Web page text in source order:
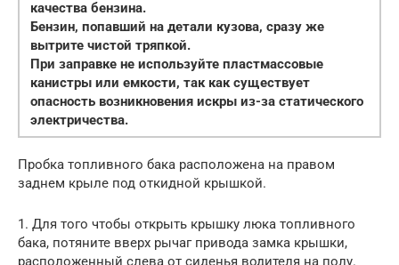
качества бензина.
Бензин, попавший на детали кузова, сразу же
вытрите чистой тряпкой.
При заправке не используйте пластмассовые
канистры или емкости, так как существует
опасность возникновения искры из-за статического
электричества.
Пробка топливного бака расположена на правом
заднем крыле под откидной крышкой.
1. Для того чтобы открыть крышку люка топливного
бака, потяните вверх рычаг привода замка крышки,
расположенный слева от сиденья водителя на полу.